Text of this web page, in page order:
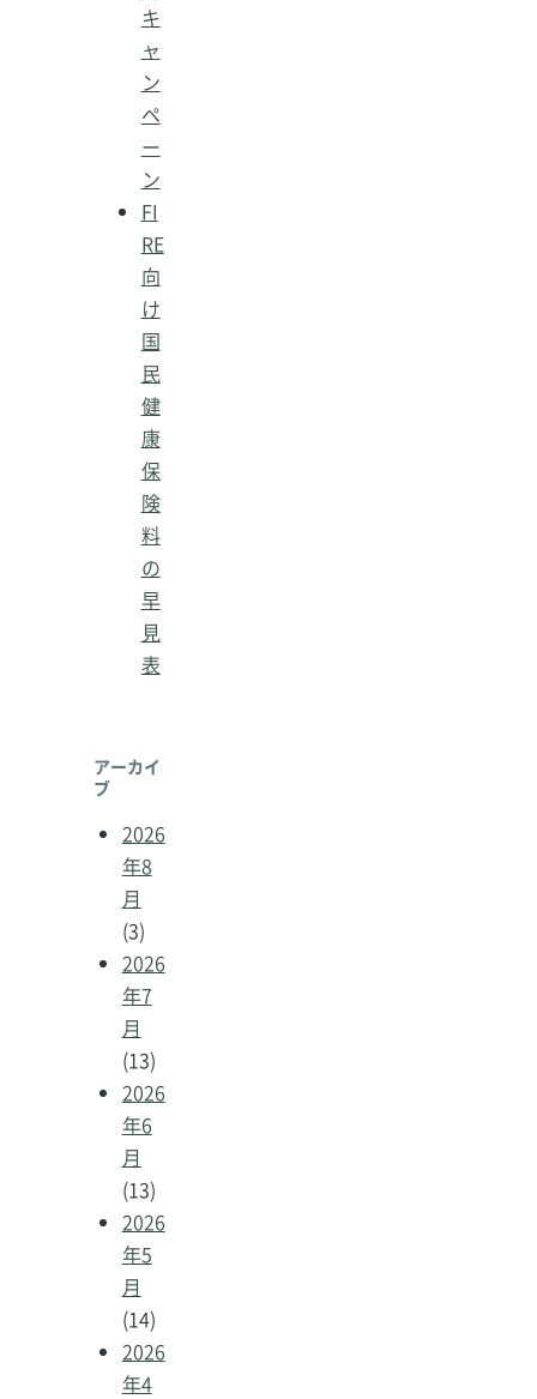
キ
ャ
ン
ペ
ー
ン
FI
RE
向
け
国
民
健
康
保
険
料
の
早
見
表
アーカイ
ブ
2026
年8
月
(3)
2026
年7
月
(13)
2026
年6
月
(13)
2026
年5
月
(14)
2026
年4